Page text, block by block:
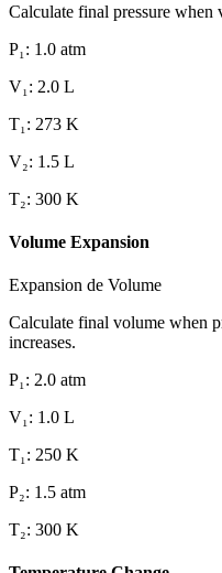
Calculate final pressure when
P₁: 1.0 atm
V₁: 2.0 L
T₁: 273 K
V₂: 1.5 L
T₂: 300 K
Volume Expansion
Expansion de Volume
Calculate final volume when
increases.
P₁: 2.0 atm
V₁: 1.0 L
T₁: 250 K
P₂: 1.5 atm
T₂: 300 K